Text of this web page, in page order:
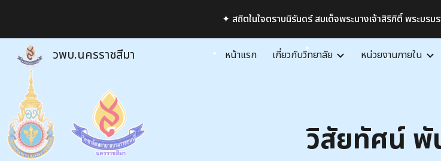
Skip to main content
✦ สถิตในใจตราบนิรันดร์ สมเด็จพระนางเจ้าสิริกิติ์ พระบร
วพบ.นครราชสีมา หน้าแรก เกี่ยวกับวิทยาลัย หน่วยงานภายใน
วิสัยทัศน์ พั